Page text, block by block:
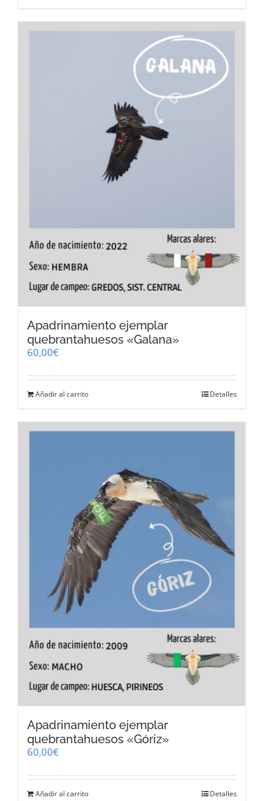
Apadrinamiento ejemplar
quebrantahuesos «Galana»
60,00€
Añadir al carrito Detalles
Apadrinamiento ejemplar
quebrantahuesos «Góriz»
60,00€
Añadir al carrito Detalles